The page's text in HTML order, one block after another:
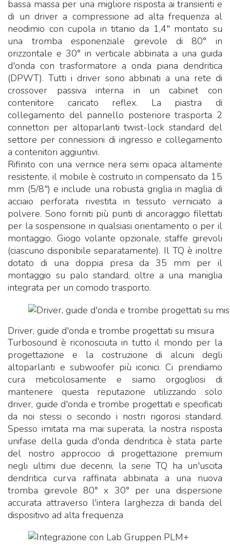
bassa massa per una migliore risposta ai transienti e
di un driver a compressione ad alta frequenza al
neodimio con cupola in titanio da 1,4" montato su
una tromba esponenziale girevole di 80° in
orizzontale e 30° in verticale abbinata a una guida
d'onda con trasformatore a onda piana dendritica
(DPWT). Tutti i driver sono abbinati a una rete di
crossover passiva interna in un cabinet con
contenitore caricato reflex. La piastra di
collegamento del pannello posteriore trasporta 2
connettori per altoparlanti twist-lock standard del
settore per connessioni di ingresso e collegamento
a contenitori aggiuntivi.
Rifinito con una vernice nera semi opaca altamente
resistente, il mobile è costruito in compensato da 15
mm (5/8") e include una robusta griglia in maglia di
acciaio perforata rivestita in tessuto verniciato a
polvere. Sono forniti più punti di ancoraggio filettati
per la sospensione in qualsiasi orientamento o per il
montaggio. Giogo volante opzionale, staffe girevoli
(ciascuno disponibile separatamente). Il TQ è inoltre
dotato di una doppia presa da 35 mm per il
montaggio su palo standard, oltre a una maniglia
integrata per un comodo trasporto.
Driver, guide d'onda e trombe progettati su misura
Turbosound è riconosciuta in tutto il mondo per la
progettazione e la costruzione di alcuni degli
altoparlanti e subwoofer più iconici. Ci prendiamo
cura meticolosamente e siamo orgogliosi di
mantenere questa reputazione utilizzando solo
driver, guide d'onda e trombe progettati e specificati
da noi stessi o secondo i nostri rigorosi standard.
Spesso imitata ma mai superata, la nostra risposta
unifase della guida d'onda dendritica è stata parte
del nostro approccio di progettazione premium
negli ultimi due decenni, la serie TQ ha un'uscita
dendritica curva raffinata abbinata a una nuova
tromba girevole 80° x 30° per una dispersione
accurata attraverso l'intera larghezza di banda del
dispositivo ad alta frequenza